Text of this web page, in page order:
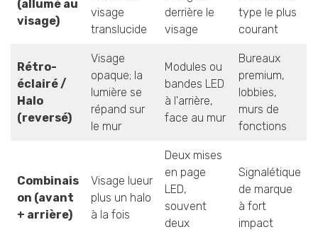
(allumé au
visage)
visage
translucide
derrière le
visage
type le plus
courant
Rétro-
éclairé /
Halo
(reversé)
Visage
opaque; la
lumière se
répand sur
le mur
Modules ou
bandes LED
à l'arrière,
face au mur
Bureaux
premium,
lobbies,
murs de
fonctions
Combinais
on (avant
+ arrière)
Visage lueur
plus un halo
à la fois
Deux mises
en page
LED,
souvent
deux
Signalétique
de marque
à fort
impact